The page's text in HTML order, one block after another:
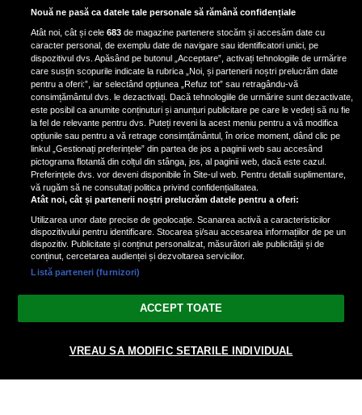
Bruce Dickinson, solistul trupei
Iron Maiden, şi-a arătat talentul
de scrimer la un concurs în Franţa
Nicki Minaj, acuzată de agresiune
de fostul manager: Detalii șocante
din proces
Nicki Minaj le-a lăudat pe...
Vezi varianta Desktop
© 2026 radiodcnews.ro | Toate drepturile rezervate.
Nouă ne pasă ca datele tale personale să rămână confidențiale
Atât noi, cât și cele683 de magazine partenere stocăm și accesăm date cu
caracter personal, de exemplu date de navigare sau identificatori unici, pe
dispozitivul dvs. Apăsând pe butonul „Acceptare”, activați tehnologiile de urmărire
care susțin scopurile indicate la rubrica „Noi, și partenerii noștri prelucrăm date
pentru a oferi:”, iar selectând opțiunea „Refuz tot” sau retragându-vă
consimțământul dvs. le dezactivați. Dacă tehnologiile de urmărire sunt dezactivate,
este posibil ca anumite conținuturi și anunțuri publicitare pe care le vedeți să nu fie
la fel de relevante pentru dvs. Puteți reveni la acest meniu pentru a vă modifica
opțiunile sau pentru a vă retrage consimțământul, în orice moment, dând clic pe
linkul „Gestionați preferințele” din partea de jos a paginii web sau accesând
pictograma flotantă din colțul din stânga, jos, al paginii web, dacă este cazul.
Preferințele dvs. vor deveni disponibile în Site-ul web. Pentru detalii suplimentare,
vă rugăm să ne consultați politica privind confidențialitatea.
Atât noi, cât și partenerii noștri prelucrăm datele pentru a oferi:
Utilizarea unor date precise de geolocație. Scanarea activă a caracteristicilor
dispozitivului pentru identificare. Stocarea și/sau accesarea informațiilor de pe un
dispozitiv. Publicitate și conținut personalizat, măsurători ale publicității și de
conținut, cercetarea audienței și dezvoltarea serviciilor.
Listă parteneri (furnizori)
ACCEPT TOATE
VREAU SA MODIFIC SETARILE INDIVIDUAL